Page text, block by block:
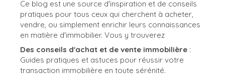
Ce blog est une source d'inspiration et de conseils
pratiques pour tous ceux qui cherchent à acheter,
vendre, ou simplement enrichir leurs connaissances
en matière d'immobilier. Vous y trouverez
Des conseils d'achat et de vente immobilière :
Guides pratiques et astuces pour réussir votre
transaction immobilière en toute sérénité.